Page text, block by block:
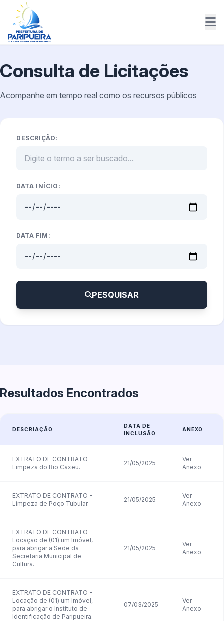
Consulta de Licitações
Acompanhe em tempo real como os recursos públicos
DESCRIÇÃO:
DATA INÍCIO:
DATA FIM:
PESQUISAR
Resultados Encontrados
DESCRIAÇÃO
DATA DE
INCLUSÃO
ANEXO
EXTRATO DE CONTRATO -
Limpeza do Rio Caxeu.
21/05/2025
Ver
Anexo
EXTRATO DE CONTRATO -
Limpeza de Poço Tubular.
21/05/2025
Ver
Anexo
EXTRATO DE CONTRATO -
Locação de (01) um Imóvel,
para abrigar a Sede da
Secretaria Municipal de
Cultura.
21/05/2025
Ver
Anexo
EXTRATO DE CONTRATO -
Locação de (01) um Imóvel,
para abrigar o Instituto de
Identificação de Paripueira.
07/03/2025
Ver
Anexo